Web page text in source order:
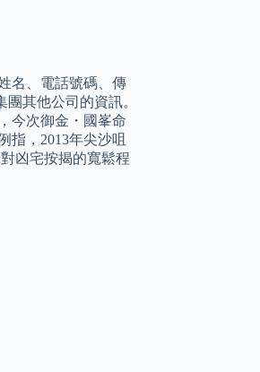
名、電話號碼、傳
其他公司的資訊。
今次御金・國峯命
指，2013年尖沙咀
凶宅按揭的寬鬆程